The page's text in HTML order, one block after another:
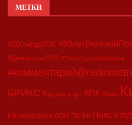
МЕТКИ
#20съездКПК
#Двесессии2023 #Петербургскийдневник
БРИКС Бодрое утро КПК Кино
Минкоммерции ООН ПМЭФ Пояс и